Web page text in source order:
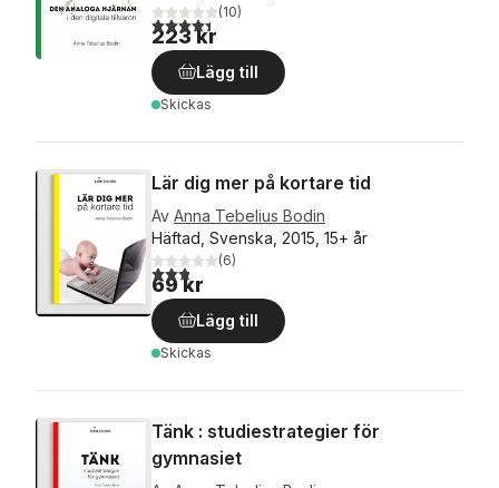
4,4utav 5 stjärnor. Totalt antal röster:
(10)
223 kr
Lägg till
Skickas
Lär dig mer på kortare tid
Av Anna Tebelius Bodin
Häftad, Svenska, 2015, 15+ år
2,8utav 5 stjärnor. Totalt antal röster:
(6)
69 kr
Lägg till
Skickas
Tänk : studiestrategier för
gymnasiet